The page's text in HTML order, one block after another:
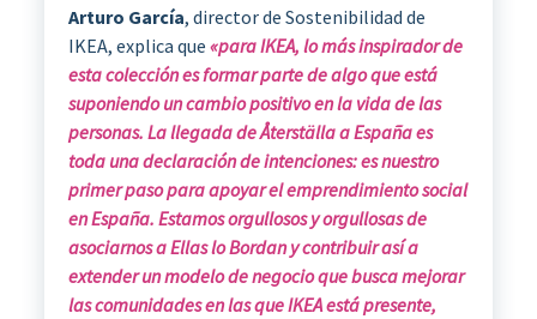
Arturo García, director de Sostenibilidad de
IKEA, explica que «para IKEA, lo más inspirador de
esta colección es formar parte de algo que está
suponiendo un cambio positivo en la vida de las
personas. La llegada de Återställa a España es
toda una declaración de intenciones: es nuestro
primer paso para apoyar el emprendimiento social
en España. Estamos orgullosos y orgullosas de
asociarnos a Ellas lo Bordan y contribuir así a
extender un modelo de negocio que busca mejorar
las comunidades en las que IKEA está presente,